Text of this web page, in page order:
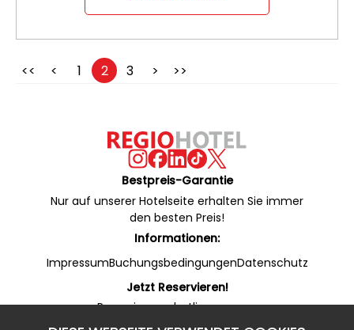
<< < 1 2 3 > >>
Bestpreis-Garantie
Nur auf unserer Hotelseite erhalten Sie immer
den besten Preis!
Informationen:
ImpressumBuchungsbedingungenDatenschutz
Jetzt Reservieren!
Reservierungshotline: